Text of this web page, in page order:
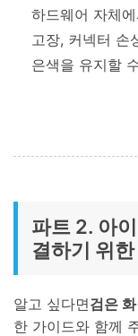
하드웨어 자체
고장, 커넥터 손
은색을 유지할
파트 2. 아
결하기 위
알고 싶다면검은
한 가이드와 함께